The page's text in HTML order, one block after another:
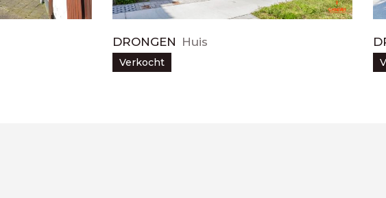
DRONGEN Huis
Verkocht